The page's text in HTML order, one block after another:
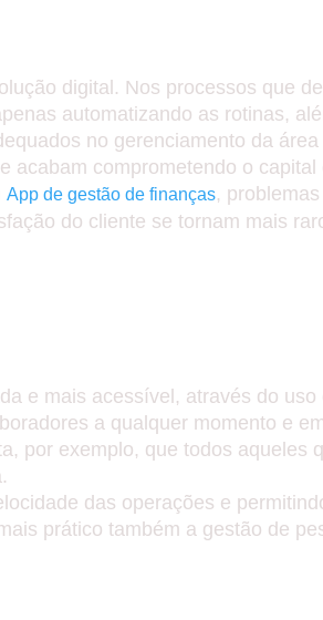
digital. Nos processos que
automatizando as rotinas,
no gerenciamento da
acabam comprometendo o capital
App de gestão de finanças,
do cliente se tornam mais
e mais acessível, através do
a qualquer momento e
por exemplo, que todos
das operações e
prático também a gestão de